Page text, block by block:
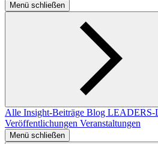
Menü schließen
Alle Insight-Beiträge Blog LEADERS-
Veröffentlichungen Veranstaltungen
Menü schließen